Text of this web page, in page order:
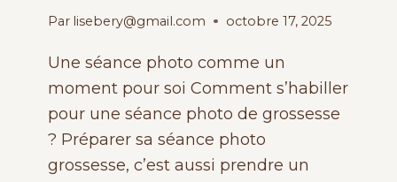
Par lisebery@gmail.com octobre 17, 2025
Une séance photo comme un
moment pour soi Comment s’habiller
pour une séance photo de grossesse
? Préparer sa séance photo
grossesse, c’est aussi prendre un